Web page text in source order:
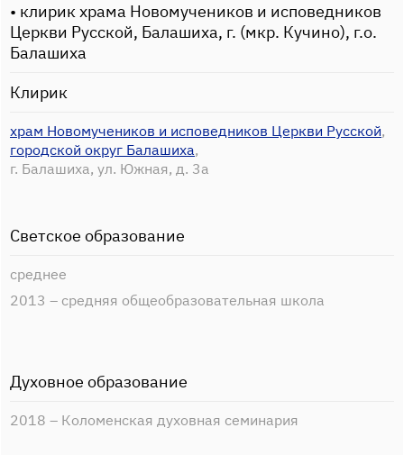
• клирик храма Новомучеников и исповедников
Церкви Русской, Балашиха, г. (мкр. Кучино), г.о.
Балашиха
Клирик
храм Новомучеников и исповедников Церкви Русской,
городской округ Балашиха,
г. Балашиха, ул. Южная, д. 3а
Светское образование
среднее
2013 – средняя общеобразовательная школа
Духовное образование
2018 – Коломенская духовная семинария